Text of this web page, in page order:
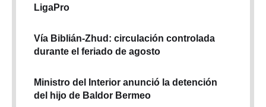
LigaPro
Vía Biblián-Zhud: circulación controlada
durante el feriado de agosto
Ministro del Interior anunció la detención
del hijo de Baldor Bermeo